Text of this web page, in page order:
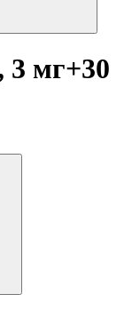
3 мг+30